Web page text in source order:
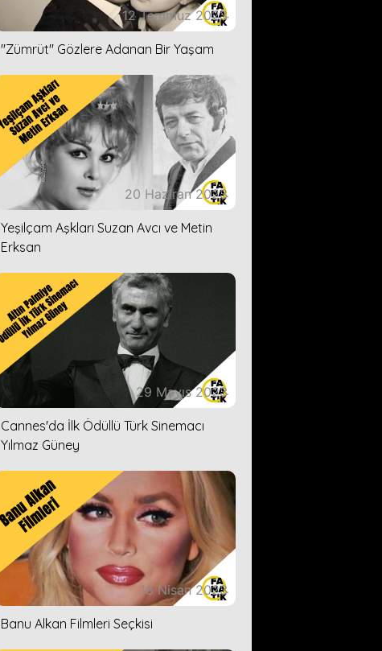
12 Temmuz 2023
''Zümrüt'' Gözlere Adanan Bir Yaşam
20 Haziran 2023
Yeşilçam Aşkları Suzan Avcı ve Metin
Erksan
29 Mayıs 2023
Cannes'da İlk Ödüllü Türk Sinemacı
Yılmaz Güney
18 Nisan 2023
Banu Alkan Filmleri Seçkisi